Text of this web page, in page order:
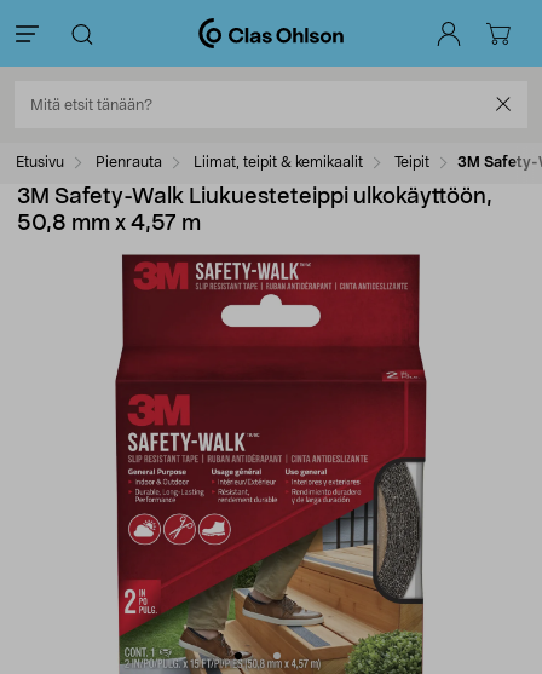
Etusivu Pienrauta Liimat, teipit & kemikaalit Teipit 3M Safety-
3M Safety-Walk Liukuesteteippi ulkokäyttöön,
50,8 mm x 4,57 m